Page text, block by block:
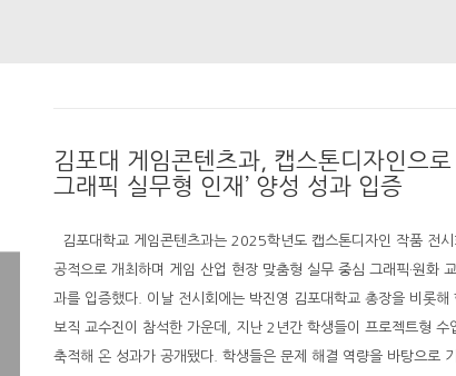
김포대 게임콘텐츠과, 캡스톤디자인으로
그래픽 실무형 인재’ 양성 성과 입증
김포대학교 게임콘텐츠과는 2025학년도 캡스톤디자인 작품 전시
공적으로 개최하며 게임 산업 현장 맞춤형 실무 중심 그래픽·원화
과를 입증했다. 이날 전시회에는 박진영 김포대학교 총장을 비롯해
보직 교수진이 참석한 가운데, 지난 2년간 학생들이 프로젝트형 수
축적해 온 성과가 공개됐다. 학생들은 문제 해결 역량을 바탕으로